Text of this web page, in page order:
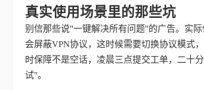
真实使用场景里的那些坑
别信那些说"一键解决所有问题"的广告。实
会屏蔽VPN协议，这时候需要切换协议模式
时保障不是空话，凌晨三点提交工单，二十
试"。